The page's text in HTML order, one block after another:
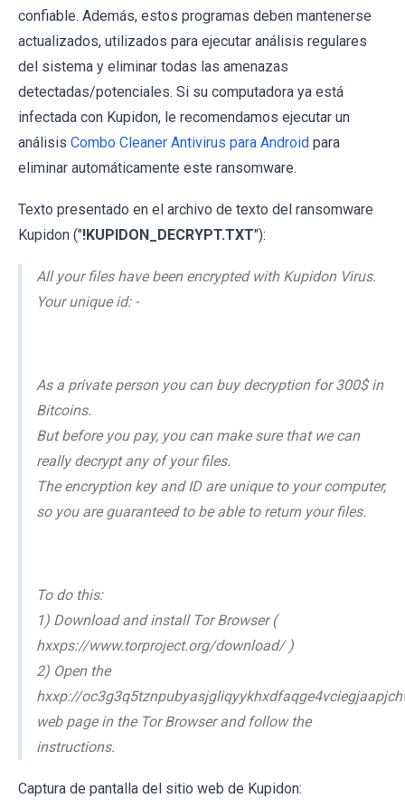
confiable. Además, estos programas deben mantenerse
actualizados, utilizados para ejecutar análisis regulares
del sistema y eliminar todas las amenazas
detectadas/potenciales. Si su computadora ya está
infectada con Kupidon, le recomendamos ejecutar un
análisis Combo Cleaner Antivirus para Android para
eliminar automáticamente este ransomware.
Texto presentado en el archivo de texto del ransomware
Kupidon ("!KUPIDON_DECRYPT.TXT"):
All your files have been encrypted with Kupidon Virus.
Your unique id: -
As a private person you can buy decryption for 300$ in
Bitcoins.
But before you pay, you can make sure that we can
really decrypt any of your files.
The encryption key and ID are unique to your computer,
so you are guaranteed to be able to return your files.
To do this:
1) Download and install Tor Browser (
hxxps://www.torproject.org/download/ )
2) Open the
hxxp://
web page in the Tor Browser and follow the
instructions.
Captura de pantalla del sitio web de Kupidon: